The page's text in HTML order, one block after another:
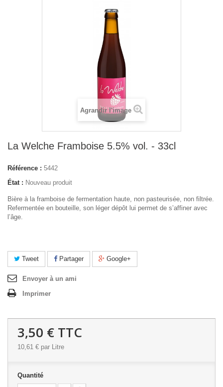
Agrandir l'image
La Welche Framboise 5.5% vol. - 33cl
Référence : 5442
État : Nouveau produit
Bière à la framboise de fermentation haute, non pasteurisée, non filtrée.
Refermentée en bouteille, son léger dépôt lui permet de s’affiner avec
l’âge.
Tweet Partager Google+
Envoyer à un ami
Imprimer
3,50 € TTC
10,61 € par Litre
Quantité